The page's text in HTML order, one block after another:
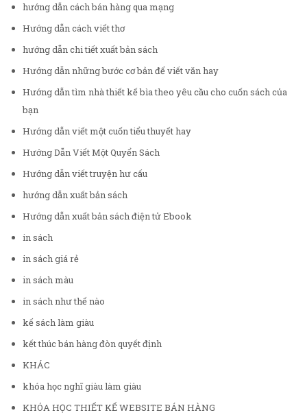
hướng dẫn cách bán hàng qua mạng
Hướng dẫn cách viết thơ
hướng dẫn chi tiết xuất bản sách
Hướng dẫn những bước cơ bản để viết văn hay
Hướng dẫn tìm nhà thiết kế bìa theo yêu cầu cho cuốn sách của
bạn
Hướng dẫn viết một cuốn tiểu thuyết hay
Hướng Dẫn Viết Một Quyển Sách
Hướng dẫn viết truyện hư cấu
hướng dẫn xuất bản sách
Hướng dẫn xuất bản sách điện tử Ebook
in sách
in sách giá rẻ
in sách màu
in sách như thế nào
kế sách làm giàu
kết thúc bán hàng đòn quyết định
KHÁC
khóa học nghĩ giàu làm giàu
KHÓA HỌC THIẾT KẾ WEBSITE BÁN HÀNG